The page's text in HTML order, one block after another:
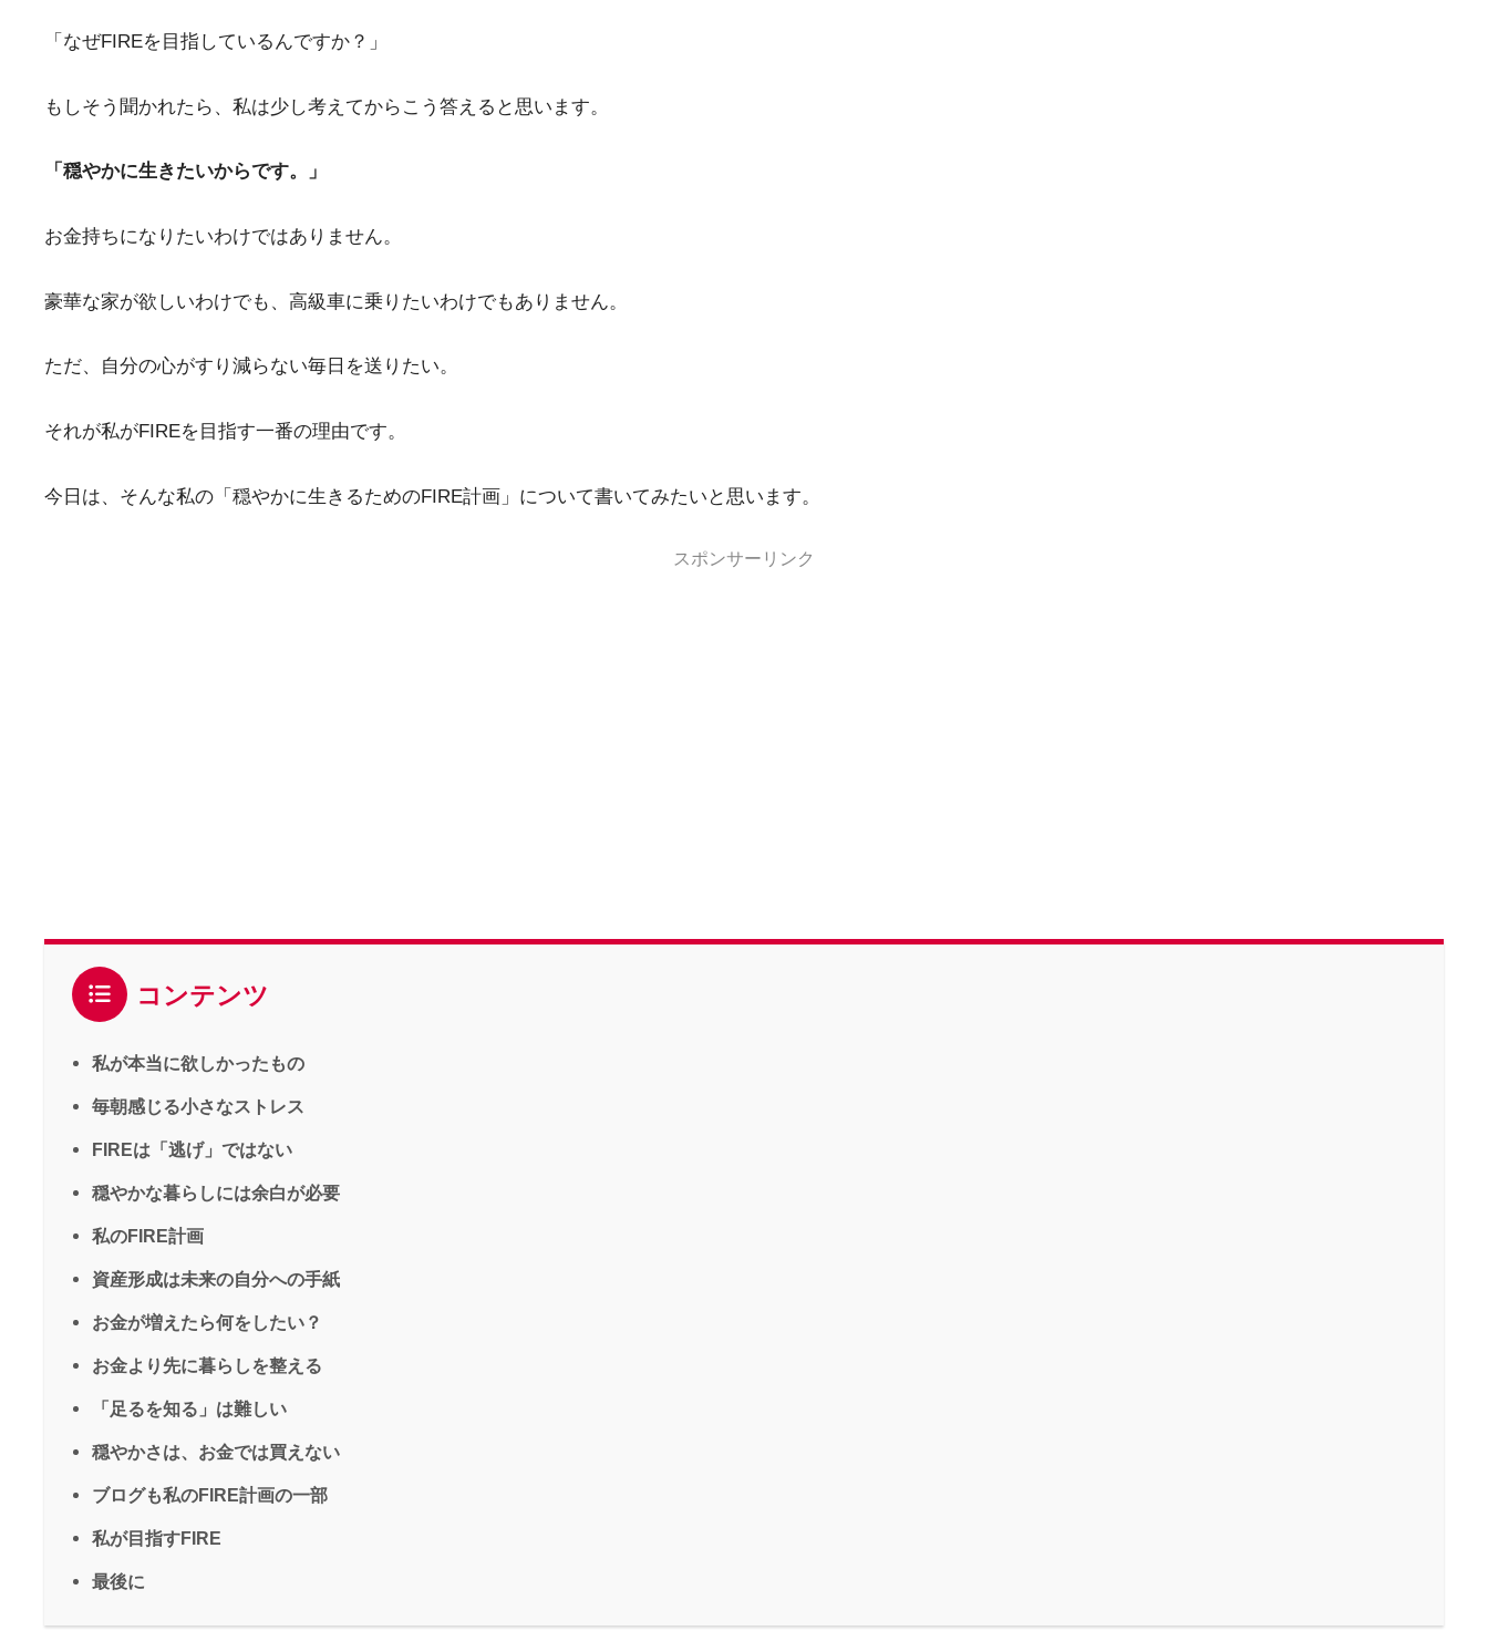
「なぜFIREを目指しているんですか？」
もしそう聞かれたら、私は少し考えてからこう答えると思います。
「穏やかに生きたいからです。」
お金持ちになりたいわけではありません。
豪華な家が欲しいわけでも、高級車に乗りたいわけでもありません。
ただ、自分の心がすり減らない毎日を送りたい。
それが私がFIREを目指す一番の理由です。
今日は、そんな私の「穏やかに生きるためのFIRE計画」について書いてみたいと思います。
スポンサーリンク
コンテンツ
私が本当に欲しかったもの
毎朝感じる小さなストレス
FIREは「逃げ」ではない
穏やかな暮らしには余白が必要
私のFIRE計画
資産形成は未来の自分への手紙
お金が増えたら何をしたい？
お金より先に暮らしを整える
「足るを知る」は難しい
穏やかさは、お金では買えない
ブログも私のFIRE計画の一部
私が目指すFIRE
最後に